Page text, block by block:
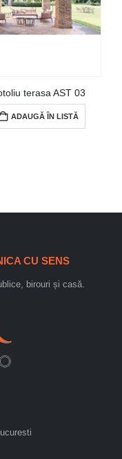
terasa AST 03
ADAUGĂ ÎN LISTĂ
CU SENS
birouri și casă.